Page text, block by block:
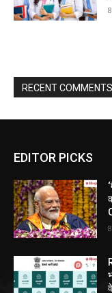
RECENT COMMENTS
EDITOR PICKS